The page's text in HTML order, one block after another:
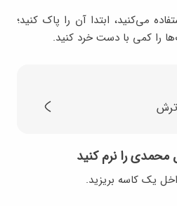
می‌کنید، ابتدا آن را پاک کنید؛
را کمی با دست خرد کنید.
را نرم کنید
یک کاسه بریزید.